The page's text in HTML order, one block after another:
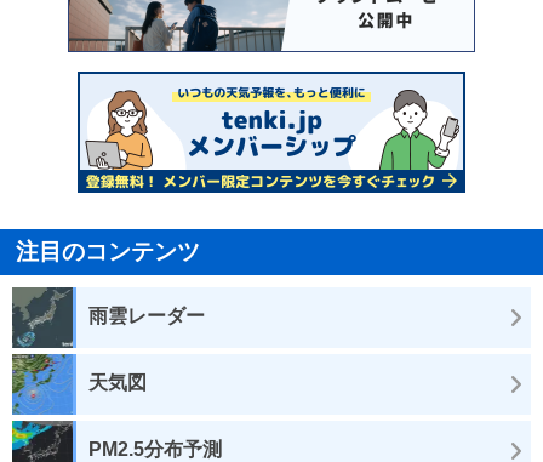
注目のコンテンツ
雨雲レーダー
天気図
PM2.5分布予測